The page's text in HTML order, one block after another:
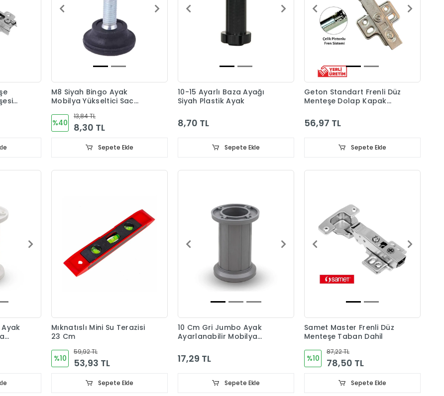
M8 Siyah Bingo Ayak
Mobilya Yükseltici Sac
%40
13,84 TL
8,30 TL
Sepete Ekle
10-15 Ayarlı Baza Ayağı
Siyah Plastik Ayak
8,70 TL
Sepete Ekle
Geton Standart Frenli Düz
Menteşe Dolap Kapak
56,97 TL
Sepete Ekle
Ayak
Mıknatıslı Mini Su Terazisi
23 Cm
%10
59,92 TL
53,93 TL
Sepete Ekle
10 Cm Gri Jumbo Ayak
Ayarlanabilir Mobilya
17,29 TL
Sepete Ekle
Samet Master Frenli Düz
Menteşe Taban Dahil
%10
87,22 TL
78,50 TL
Sepete Ekle